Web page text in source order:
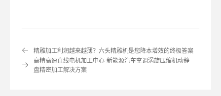
精雕加工利润越来越薄？六头精雕机是您降本增效的终极答案
高精高速直线电机加工中心-新能源汽车空调涡旋压缩机动静
盘精密加工解决方案